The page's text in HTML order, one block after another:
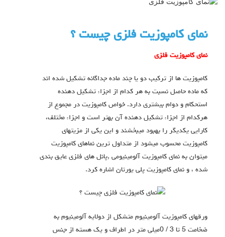
نمای کامپوزیت فلزی چیست ؟
نماي کامپوزیت فلزی
کامپوزیت ها از ترکیب دو یا چند ماده جداگانه تشکیل شده اند
که ماده حاصل نسبت به هر کدام از اجزاء تشکیل دهنده
استحکام و دوام بیشتري دارد. خواص کامپوزیت در مجموع از
هرکدام از اجزاء تشکیل دهنده آن بهتر است و اجزاء مختلف،
کارایی یکدیگر را بهبود میبخشند و این یکی از مزیتهاي
کامپوزیت محسوب میشود از متداول ترین نماهاي کامپوزیت
میتوان به نماي کامپوزیت آلومینیومی ,پانل هاي فلزی عایق بندي
شده ، و نماي کامپوزیت پلی یورتان اشاره کرد.
ورقهاي کامپوزیت آلومینیوم متشکل از دولایه آلومینیوم به
ضخامت 5 تا 3 / 0میلی متر در اطراف و یک هسته از جنس